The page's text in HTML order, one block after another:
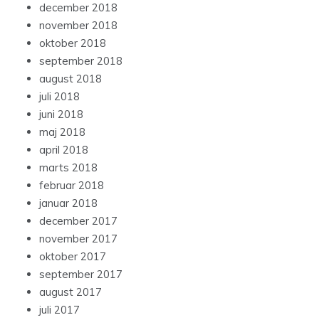
december 2018
november 2018
oktober 2018
september 2018
august 2018
juli 2018
juni 2018
maj 2018
april 2018
marts 2018
februar 2018
januar 2018
december 2017
november 2017
oktober 2017
september 2017
august 2017
juli 2017